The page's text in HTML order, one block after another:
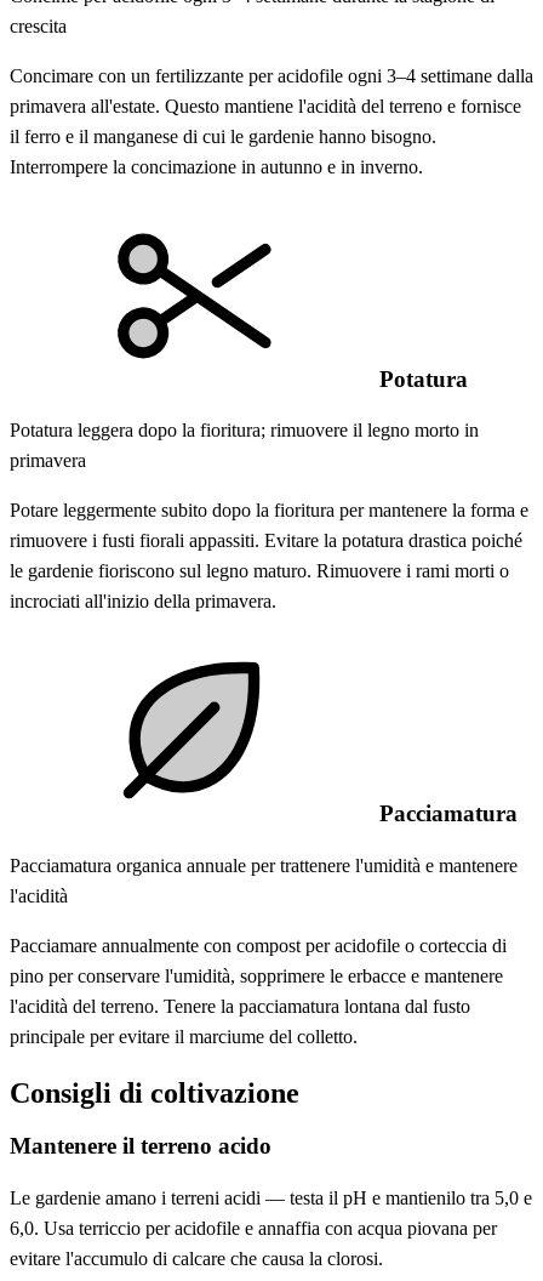
crescita
Concimare con un fertilizzante per acidofile ogni 3–4 settimane dalla
primavera all'estate. Questo mantiene l'acidità del terreno e fornisce
il ferro e il manganese di cui le gardenie hanno bisogno.
Interrompere la concimazione in autunno e in inverno.
Potatura
Potatura leggera dopo la fioritura; rimuovere il legno morto in
primavera
Potare leggermente subito dopo la fioritura per mantenere la forma e
rimuovere i fusti fiorali appassiti. Evitare la potatura drastica poiché
le gardenie fioriscono sul legno maturo. Rimuovere i rami morti o
incrociati all'inizio della primavera.
Pacciamatura
Pacciamatura organica annuale per trattenere l'umidità e mantenere
l'acidità
Pacciamare annualmente con compost per acidofile o corteccia di
pino per conservare l'umidità, sopprimere le erbacce e mantenere
l'acidità del terreno. Tenere la pacciamatura lontana dal fusto
principale per evitare il marciume del colletto.
Consigli di coltivazione
Mantenere il terreno acido
Le gardenie amano i terreni acidi — testa il pH e mantienilo tra 5,0 e
6,0. Usa terriccio per acidofile e annaffia con acqua piovana per
evitare l'accumulo di calcare che causa la clorosi.